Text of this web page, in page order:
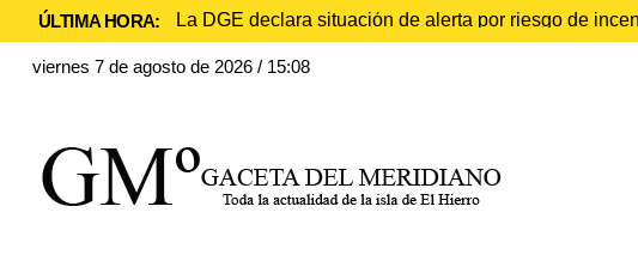
ÚLTIMA HORA: La DGE declara situación de alerta por riesgo de
viernes 7 de agosto de 2026 / 15:08